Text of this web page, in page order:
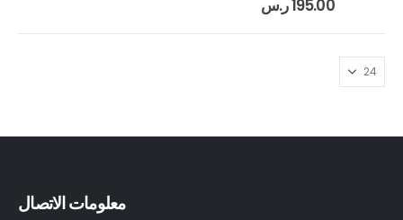
195.00ر.س
معلومات الاتصال